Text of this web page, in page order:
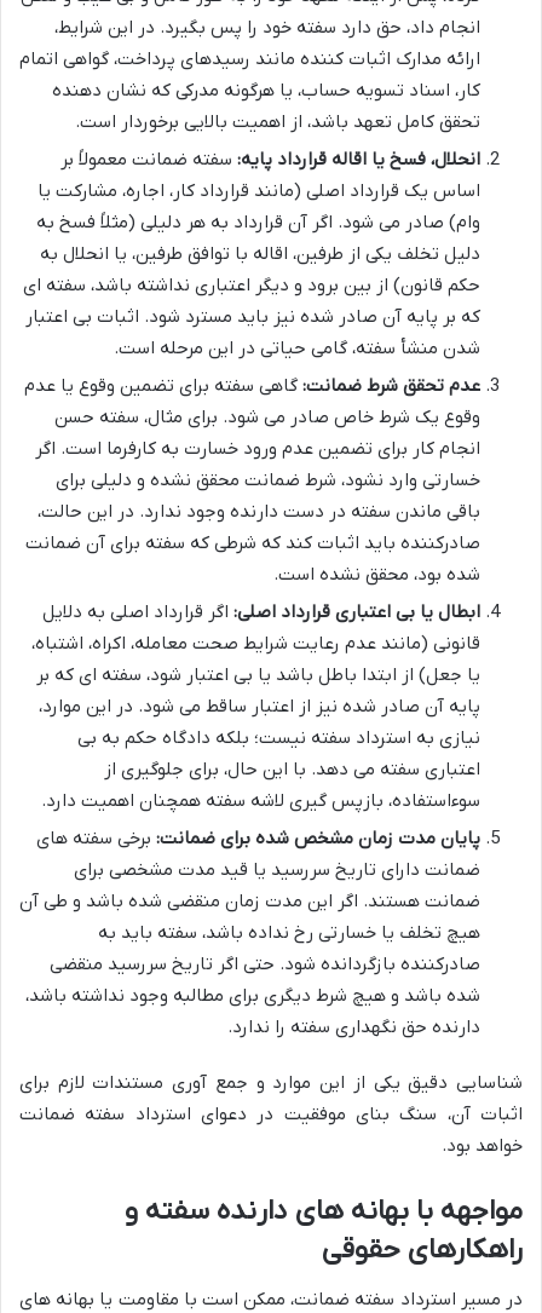
انجام داد، حق دارد سفته خود را پس بگیرد. در این شرایط،
ارائه مدارک اثبات کننده مانند رسیدهای پرداخت، گواهی اتمام
کار، اسناد تسویه حساب، یا هرگونه مدرکی که نشان دهنده
تحقق کامل تعهد باشد، از اهمیت بالایی برخوردار است.
انحلال، فسخ یا اقاله قرارداد پایه: سفته ضمانت معمولاً بر
اساس یک قرارداد اصلی (مانند قرارداد کار، اجاره، مشارکت یا
وام) صادر می شود. اگر آن قرارداد به هر دلیلی (مثلاً فسخ به
دلیل تخلف یکی از طرفین، اقاله با توافق طرفین، یا انحلال به
حکم قانون) از بین برود و دیگر اعتباری نداشته باشد، سفته ای
که بر پایه آن صادر شده نیز باید مسترد شود. اثبات بی اعتبار
شدن منشأ سفته، گامی حیاتی در این مرحله است.
عدم تحقق شرط ضمانت: گاهی سفته برای تضمین وقوع یا عدم
وقوع یک شرط خاص صادر می شود. برای مثال، سفته حسن
انجام کار برای تضمین عدم ورود خسارت به کارفرما است. اگر
خسارتی وارد نشود، شرط ضمانت محقق نشده و دلیلی برای
باقی ماندن سفته در دست دارنده وجود ندارد. در این حالت،
صادرکننده باید اثبات کند که شرطی که سفته برای آن ضمانت
شده بود، محقق نشده است.
ابطال یا بی اعتباری قرارداد اصلی: اگر قرارداد اصلی به دلایل
قانونی (مانند عدم رعایت شرایط صحت معامله، اکراه، اشتباه،
یا جعل) از ابتدا باطل باشد یا بی اعتبار شود، سفته ای که بر
پایه آن صادر شده نیز از اعتبار ساقط می شود. در این موارد،
نیازی به استرداد سفته نیست؛ بلکه دادگاه حکم به بی
اعتباری سفته می دهد. با این حال، برای جلوگیری از
سوءاستفاده، بازپس گیری لاشه سفته همچنان اهمیت دارد.
پایان مدت زمان مشخص شده برای ضمانت: برخی سفته های
ضمانت دارای تاریخ سررسید یا قید مدت مشخصی برای
ضمانت هستند. اگر این مدت زمان منقضی شده باشد و طی آن
هیچ تخلف یا خسارتی رخ نداده باشد، سفته باید به
صادرکننده بازگردانده شود. حتی اگر تاریخ سررسید منقضی
شده باشد و هیچ شرط دیگری برای مطالبه وجود نداشته باشد،
دارنده حق نگهداری سفته را ندارد.
شناسایی دقیق یکی از این موارد و جمع آوری مستندات لازم برای
اثبات آن، سنگ بنای موفقیت در دعوای استرداد سفته ضمانت
خواهد بود.
مواجهه با بهانه های دارنده سفته و
راهکارهای حقوقی
در مسیر استرداد سفته ضمانت، ممکن است با مقاومت یا بهانه های